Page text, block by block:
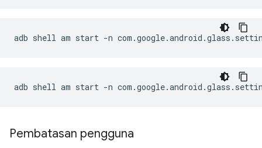
adb shell am start -n
adb shell am start -n
Pembatasan pengguna